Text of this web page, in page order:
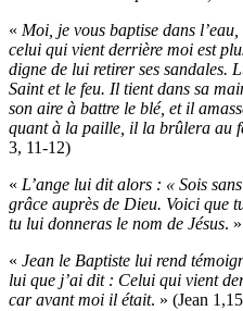
« Moi, je vous baptise dans
celui qui vient derrière moi est
digne de lui retirer ses sandales.
Saint et le feu. Il tient dans sa
son aire à battre le blé, et il
quant à la paille, il la brûlera au
3, 11-12)
« L’ange lui dit alors : « Sois
grâce auprès de Dieu. Voici que
tu lui donneras le nom de Jésus.
« Jean le Baptiste lui rend
lui que j’ai dit : Celui qui vient
car avant moi il était. » (Jean